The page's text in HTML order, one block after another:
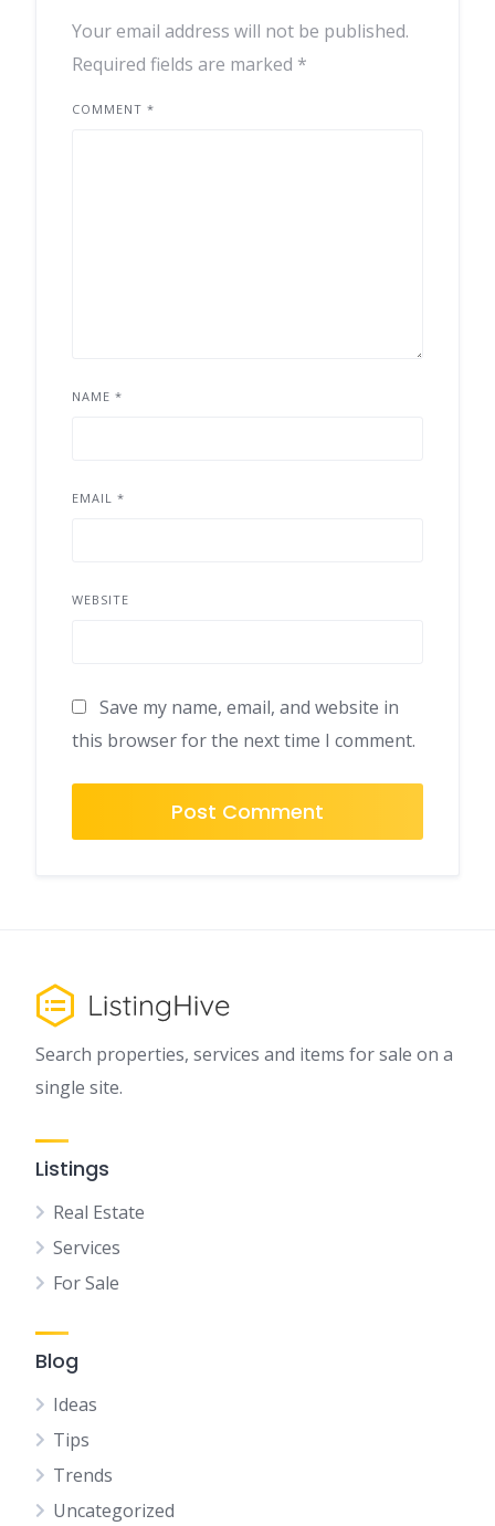
Your email address will not be published.
Required fields are marked *
COMMENT *
NAME *
EMAIL *
WEBSITE
Save my name, email, and website in
this browser for the next time I comment.
Search properties, services and items for sale on a
single site.
Listings
Real Estate
Services
For Sale
Blog
Ideas
Tips
Trends
Uncategorized